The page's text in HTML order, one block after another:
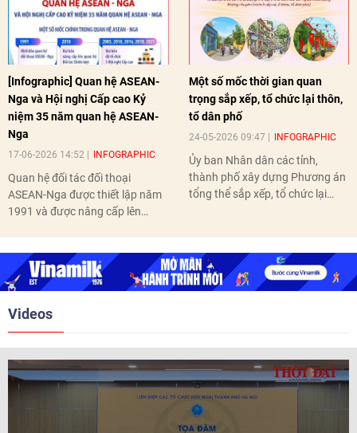
[Infographic] Quan hệ ASEAN-
Nga và Hội nghị Cấp cao Kỷ
niệm 35 năm quan hệ ASEAN-
Nga
17-06-2026 14:52 INFOGRAPHIC
Quan hệ đối tác đối thoại
ASEAN-Nga được thiết lập năm
1991 và được nâng cấp lên
nghị Cấp cao vào các năm 2005,
2010, 2016, 2018, 2021.
Một số mốc thời gian quan
trọng sắp xếp, tổ chức lại thôn,
tổ dân phố
24-05-2026 09:47 INFOGRAPHIC
Ủy ban Nhân dân các tỉnh,
thành phố xây dựng Phương án
tổng thể sắp xếp, tổ chức lại
Videos